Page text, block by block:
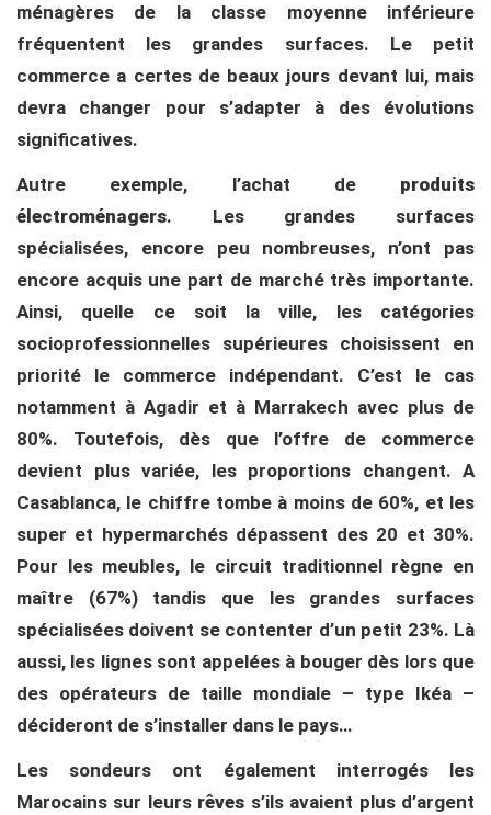
ménagères de la classe moyenne inférieure
fréquentent les grandes surfaces. Le petit
commerce a certes de beaux jours devant lui, mais
devra changer pour s’adapter à des évolutions
significatives.
Autre exemple, l’achat de produits
électroménagers. Les grandes surfaces
spécialisées, encore peu nombreuses, n’ont pas
encore acquis une part de marché très importante.
Ainsi, quelle ce soit la ville, les catégories
socioprofessionnelles supérieures choisissent en
priorité le commerce indépendant. C’est le cas
notamment à Agadir et à Marrakech avec plus de
80%. Toutefois, dès que l’offre de commerce
devient plus variée, les proportions changent. A
Casablanca, le chiffre tombe à moins de 60%, et les
super et hypermarchés dépassent des 20 et 30%.
Pour les meubles, le circuit traditionnel règne en
maître (67%) tandis que les grandes surfaces
spécialisées doivent se contenter d’un petit 23%. Là
aussi, les lignes sont appelées à bouger dès lors que
des opérateurs de taille mondiale – type Ikéa –
décideront de s’installer dans le pays…
Les sondeurs ont également interrogés les
Marocains sur leurs rêves s’ils avaient plus d’argent